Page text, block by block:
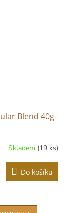
Blend 40g
Skladem (19 ks)
Do košíku